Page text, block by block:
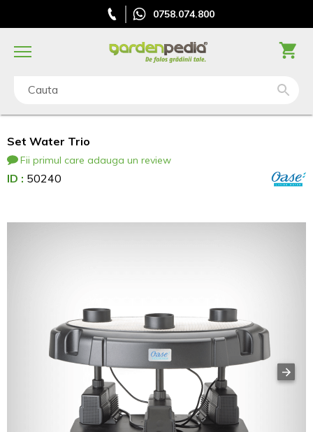
0758.074.800
Cauta
Set Water Trio
Fii primul care adauga un review
ID : 50240